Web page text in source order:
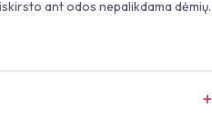
ant odos nepalikdama dėmių.